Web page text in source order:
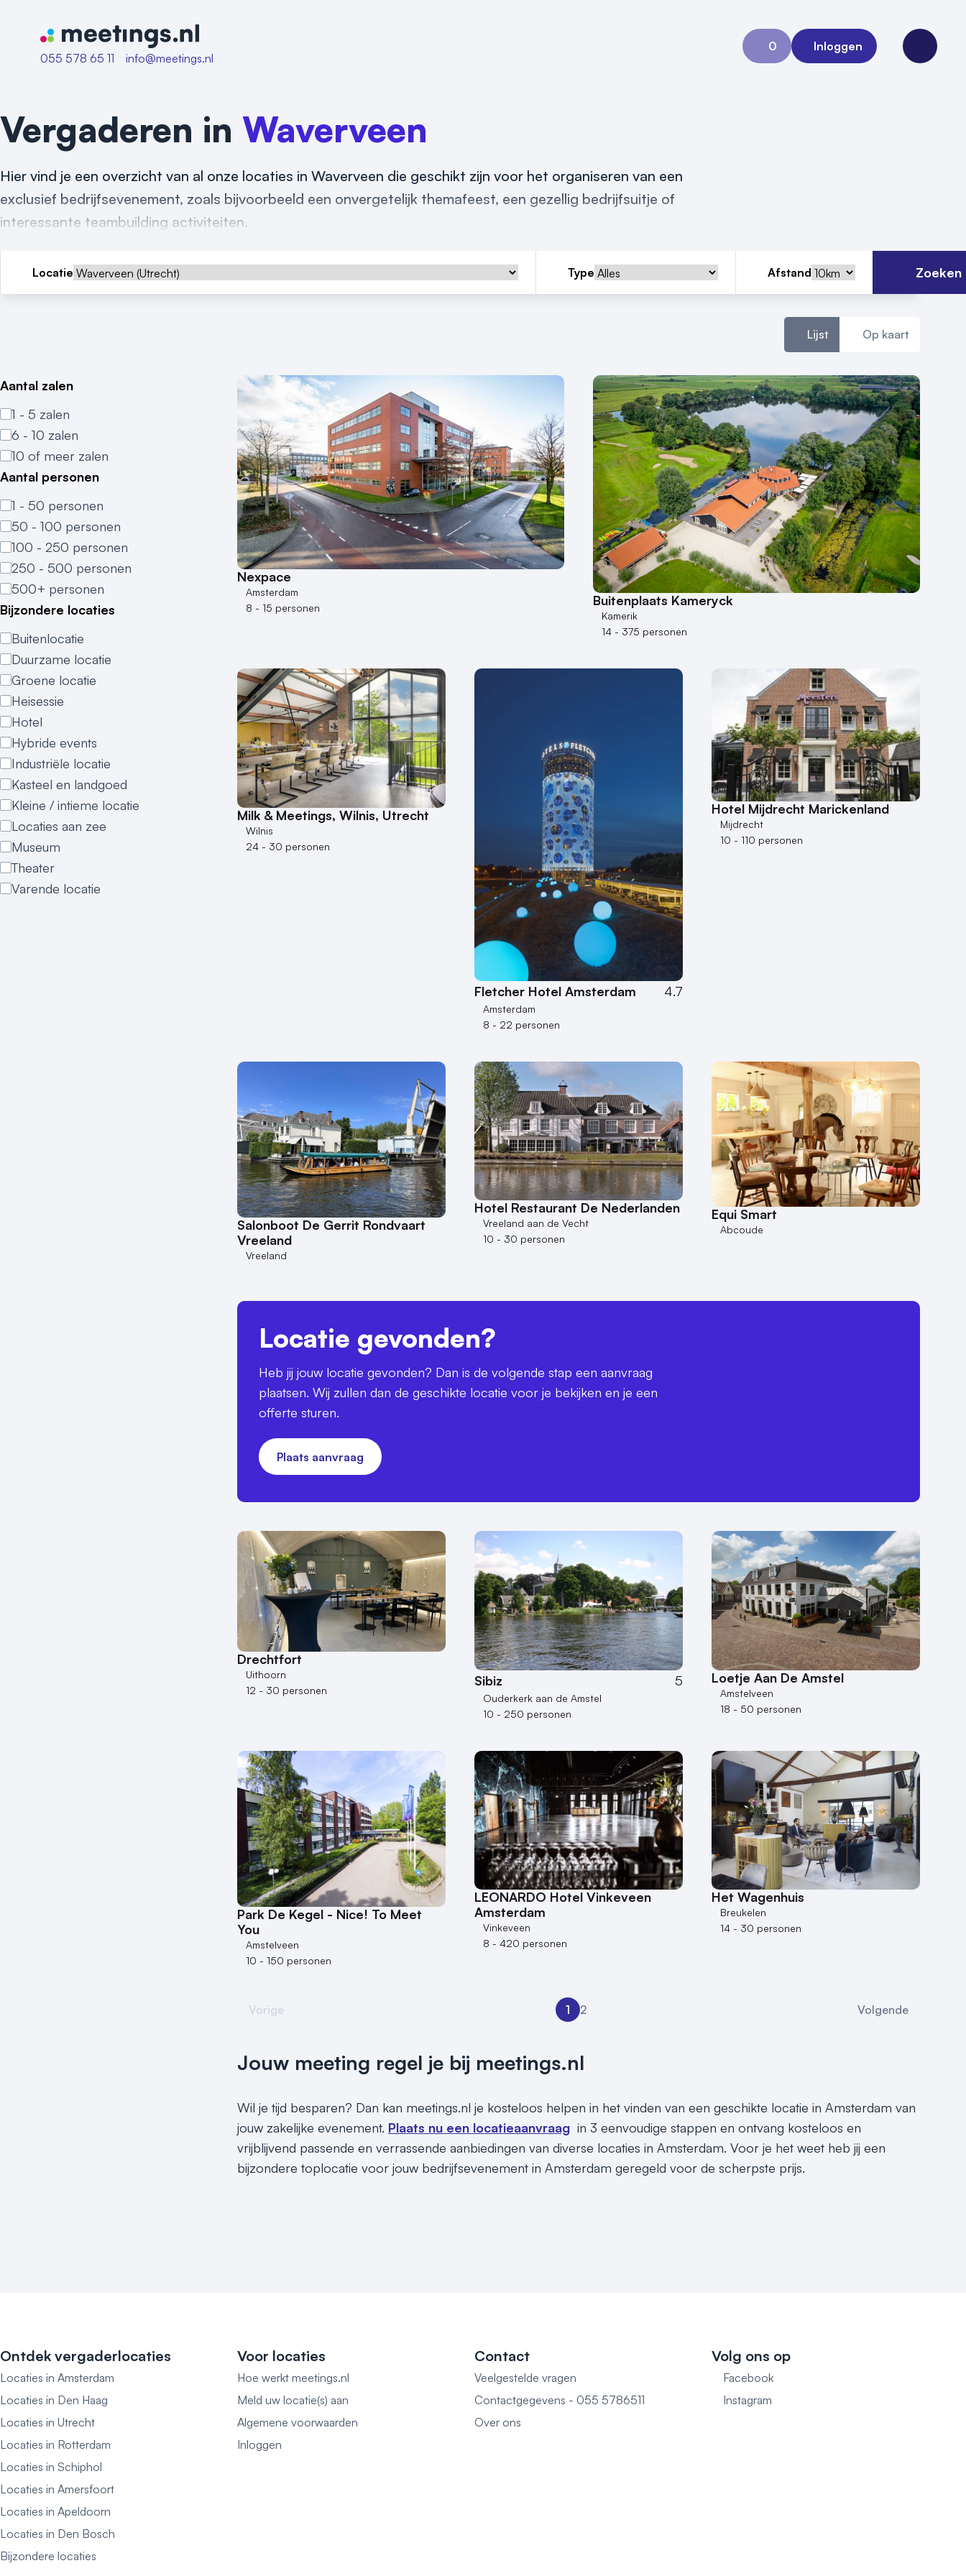
Naar home van Meetings
055 578 65 11
info@meetings.nl
0
Aanvraag 0
Inloggen
Open
Vergaderen in Waverveen
Hier vind je een overzicht van al onze locaties in Waverveen die geschikt zijn voor het organiseren van een
exclusief bedrijfsevenement, zoals bijvoorbeeld een onvergetelijk themafeest, een gezellig bedrijfsuitje of
interessante teambuilding activiteiten.
Locatie Type Afstand Zoeken
Lijst Op kaart
Aantal zalen
1 - 5 zalen
6 - 10 zalen
10 of meer zalen
Aantal personen
1 - 50 personen
50 - 100 personen
100 - 250 personen
250 - 500 personen
500+ personen
Bijzondere locaties
Buitenlocatie
Duurzame locatie
Groene locatie
Heisessie
Hotel
Hybride events
Industriële locatie
Kasteel en landgoed
Kleine / intieme locatie
Locaties aan zee
Museum
Theater
Varende locatie
Nexpace
Amsterdam
8 - 15 personen
Buitenplaats Kameryck
Kamerik
14 - 375 personen
Milk & Meetings, Wilnis, Utrecht
Wilnis
24 - 30 personen
Fletcher Hotel Amsterdam 4.7
Amsterdam
8 - 22 personen
Hotel Mijdrecht Marickenland
Mijdrecht
10 - 110 personen
Salonboot De Gerrit Rondvaart
Vreeland
Vreeland
Hotel Restaurant De Nederlanden
Vreeland aan de Vecht
10 - 30 personen
Equi Smart
Abcoude
Locatie gevonden?
Heb jij jouw locatie gevonden? Dan is de volgende stap een aanvraag
plaatsen. Wij zullen dan de geschikte locatie voor je bekijken en je een
offerte sturen.
Plaats aanvraag
Drechtfort
Uithoorn
12 - 30 personen
Sibiz 5
Ouderkerk aan de Amstel
10 - 250 personen
Loetje Aan De Amstel
Amstelveen
18 - 50 personen
Park De Kegel - Nice! To Meet
You
Amstelveen
10 - 150 personen
LEONARDO Hotel Vinkeveen
Amsterdam
Vinkeveen
8 - 420 personen
Het Wagenhuis
Breukelen
14 - 30 personen
Vorige 1 2 Volgende
Jouw meeting regel je bij meetings.nl
Wil je tijd besparen? Dan kan meetings.nl je kosteloos helpen in het vinden van een geschikte locatie in Amsterdam van
jouw zakelijke evenement. Plaats nu een locatieaanvraag in 3 eenvoudige stappen en ontvang kosteloos en
vrijblijvend passende en verrassende aanbiedingen van diverse locaties in Amsterdam. Voor je het weet heb jij een
bijzondere toplocatie voor jouw bedrijfsevenement in Amsterdam geregeld voor de scherpste prijs.
Ontdek vergaderlocaties
Locaties in Amsterdam
Locaties in Den Haag
Locaties in Utrecht
Locaties in Rotterdam
Locaties in Schiphol
Locaties in Amersfoort
Locaties in Apeldoorn
Locaties in Den Bosch
Bijzondere locaties
Voor locaties
Hoe werkt meetings.nl
Meld uw locatie(s) aan
Algemene voorwaarden
Inloggen
Contact
Veelgestelde vragen
Contactgegevens - 055 5786511
Over ons
Volg ons op
Facebook
Instagram